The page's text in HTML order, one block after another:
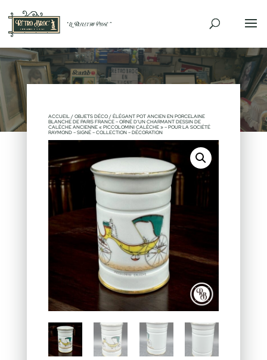
ACCUEIL/ OBJETS DÉCO/ ÉLÉGANT POT ANCIEN EN PORCELAINE
BLANCHE DE PARIS FRANCE – ORNÉ D’UN CHARMANT DESSIN DE
CALÈCHE ANCIENNE « PICCOLOMINI CALÈCHE » – POUR LA SOCIÉTÉ
RAYMOND – SIGNÉ – COLLECTION – DÉCORATION